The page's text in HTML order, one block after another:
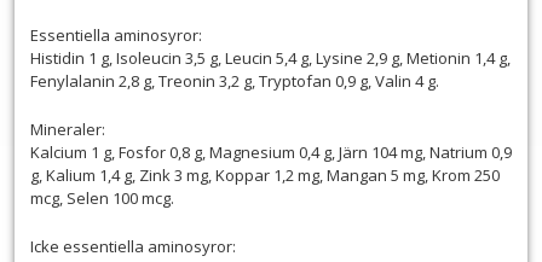
Essentiella aminosyror:
Histidin 1 g, Isoleucin 3,5 g, Leucin 5,4 g, Lysine 2,9 g, Metionin 1,4 g,
Fenylalanin 2,8 g, Treonin 3,2 g, Tryptofan 0,9 g, Valin 4 g.
Mineraler:
Kalcium 1 g, Fosfor 0,8 g, Magnesium 0,4 g, Järn 104 mg, Natrium 0,9
g, Kalium 1,4 g, Zink 3 mg, Koppar 1,2 mg, Mangan 5 mg, Krom 250
mcg, Selen 100 mcg.
Icke essentiella aminosyror: